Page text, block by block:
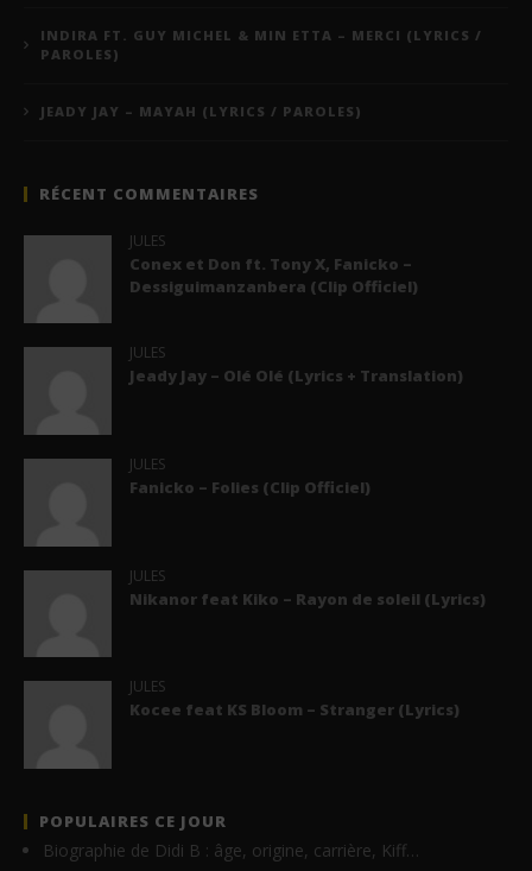
INDIRA FT. GUY MICHEL & MIN ETTA – MERCI (LYRICS /
PAROLES)
JEADY JAY – MAYAH (LYRICS / PAROLES)
RÉCENT COMMENTAIRES
JULES
Conex et Don ft. Tony X, Fanicko –
Dessiguimanzanbera (Clip Officiel)
JULES
Jeady Jay – Olé Olé (Lyrics + Translation)
JULES
Fanicko – Folies (Clip Officiel)
JULES
Nikanor feat Kiko – Rayon de soleil (Lyrics)
JULES
Kocee feat KS Bloom – Stranger (Lyrics)
POPULAIRES CE JOUR
Biographie de Didi B : âge, origine, carrière, Kiff…